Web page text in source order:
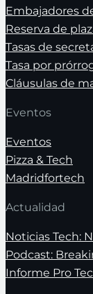
Embajadores
Reserva de
Tasas de
Tasa por
Cláusulas de
Eventos
Eventos
Pizza & Tech
Madridfortech
Actualidad
Noticias Tech:
Podcast:
Informe Pro